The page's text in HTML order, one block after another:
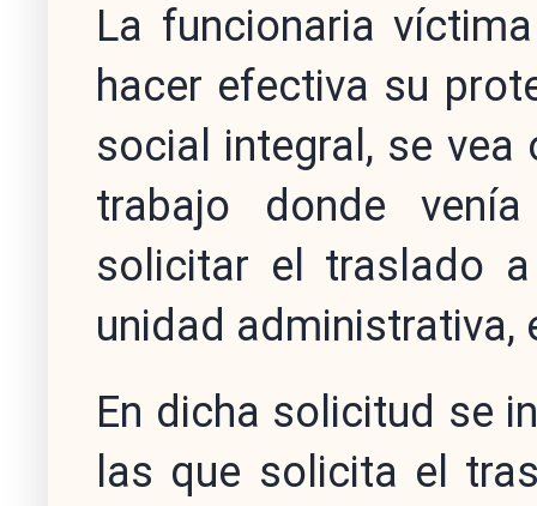
La funcionaria
hacer efectiva su
social integral, se
trabajo donde
solicitar el traslado
unidad
En dicha solicitud se
las que solicita el